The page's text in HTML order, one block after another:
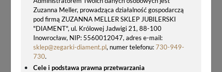
Zuzanna Meller, prowadząca działalność gospodarczą
pod firmą ZUZANNA MELLER SKLEP JUBILERSKI
"DIAMENT", ul. Królowej Jadwigi 21, 88-100
Inowrocław, NIP: 5560012047, adres e-mail:
sklep@zegarki-diament.pl, numer telefonu:730-949-
730.
Cele i podstawa prawna przetwarzania